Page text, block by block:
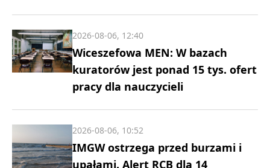
Wiceszefowa MEN: W bazach
kuratorów jest ponad 15 tys. ofert
pracy dla nauczycieli
2026-08-06, 12:40
IMGW ostrzega przed burzami i
upałami. Alert RCB dla 14
2026-08-06, 10:52